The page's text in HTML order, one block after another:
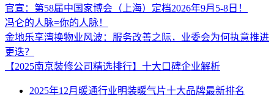
官宣：第58届中国家博会（上海）定档2026年9月5-8日！
冯仑的人脉=你的人脉！
金地乐享湾换物业风波：服务改善之际，业委会为何执意推进
更迭？
【2025南京装修公司精选排行】十大口碑企业解析
2025年12月暖通行业明装暖气片十大品牌最新排名